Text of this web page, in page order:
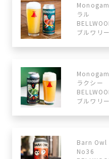
ラル
ブルワリー
ラクシー
ブルワリー
Barn Owl
No36